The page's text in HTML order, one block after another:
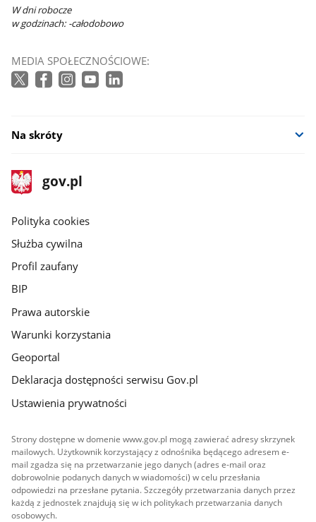
W dni robocze
w godzinach: -całodobowo
MEDIA SPOŁECZNOŚCIOWE:
Na skróty
stopka
gov.pl
Strona
gov.pl
gov.pl
Polityka cookies
Służba cywilna
Profil zaufany
BIP
Prawa autorskie
Warunki korzystania
Geoportal
Deklaracja dostępności serwisu Gov.pl
Ustawienia prywatności
Strony dostępne w domenie www.gov.pl mogą zawierać adresy skrzynek
mailowych. Użytkownik korzystający z odnośnika będącego adresem e-
mail zgadza się na przetwarzanie jego danych (adres e-mail oraz
dobrowolnie podanych danych w wiadomości) w celu przesłania
odpowiedzi na przesłane pytania. Szczegóły przetwarzania danych przez
każdą z jednostek znajdują się w ich politykach przetwarzania danych
osobowych.